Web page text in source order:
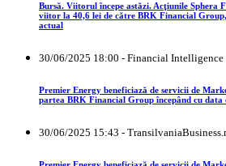
Bursă. Viitorul începe astăzi. Acţiunile Sphera
viitor la 40,6 lei de către BRK Financial
actual
30/06/2025 18:00 - Financial Intelligence
Premier Energy beneficiază de servicii de
partea BRK Financial Group începând cu data
30/06/2025 15:43 -